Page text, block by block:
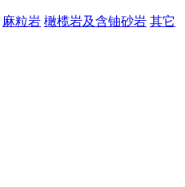
麻粒岩 橄榄岩及含铀砂岩 其它